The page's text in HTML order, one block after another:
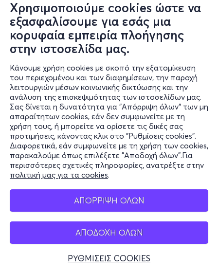
Χρησιμοποιούμε cookies ώστε να
εξασφαλίσουμε για εσάς μια
κορυφαία εμπειρία πλοήγησης
στην ιστοσελίδα μας.
Κάνουμε χρήση cookies με σκοπό την εξατομίκευση
του περιεχομένου και των διαφημίσεων, την παροχή
λειτουργιών μέσων κοινωνικής δικτύωσης και την
ανάλυση της επισκεψιμότητας των ιστοσελίδων μας.
Σας δίνεται η δυνατότητα για "Απόρριψη όλων" των μη
απαραίτητων cookies, εάν δεν συμφωνείτε με τη
χρήση τους, ή μπορείτε να ορίσετε τις δικές σας
προτιμήσεις, κάνοντας κλικ στο "Ρυθμίσεις cookies".
Διαφορετικά, εάν συμφωνείτε με τη χρήση των cookies,
παρακαλούμε όπως επιλέξετε "Αποδοχή όλων".Για
περισσότερες σχετικές πληροφορίες, ανατρέξτε στην
πολιτική μας για τα cookies.
ΑΠΟΡΡΙΨΗ ΟΛΩΝ
ΑΠΟΔΟΧΗ ΟΛΩΝ
ΡΥΘΜΙΣΕΙΣ COOKIES